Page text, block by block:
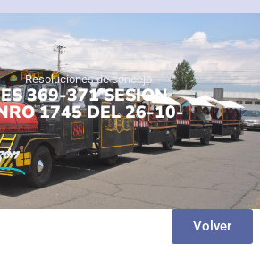
Resoluciones de concejo
369-371 SESION
1745 DEL 26-10-
Volver